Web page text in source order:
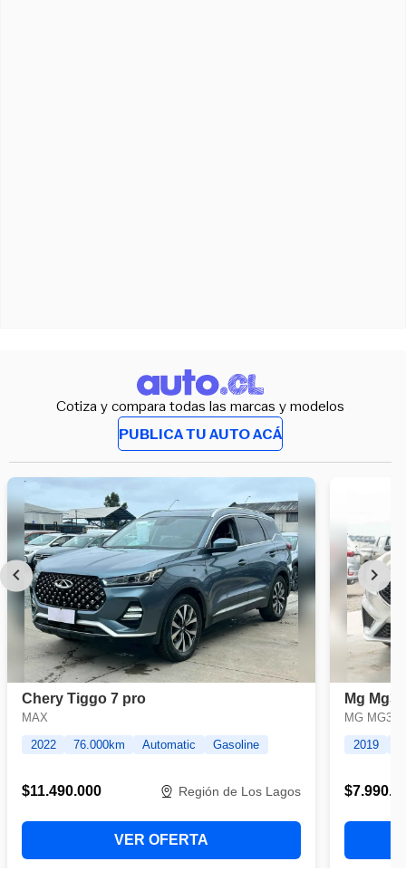
Cotiza y compara todas las marcas y modelos
PUBLICA TU AUTO ACÁ